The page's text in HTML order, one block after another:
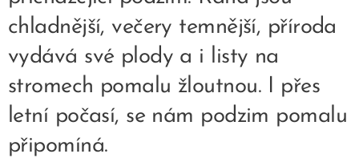
chladnější, večery temnější, příroda
vydává své plody a i listy na
stromech pomalu žloutnou. I přes
letní počasí, se nám podzim pomalu
připomíná.